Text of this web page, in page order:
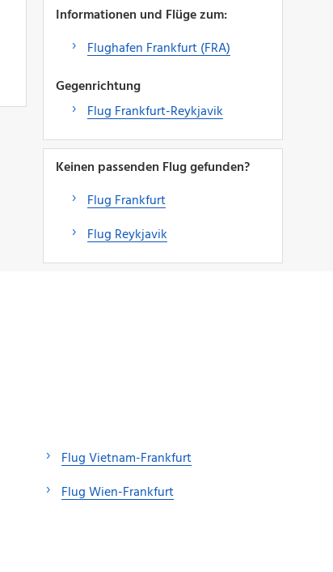
Informationen und Flüge zum:
Flughafen Frankfurt (FRA)
Gegenrichtung
Flug Frankfurt-Reykjavik
Keinen passenden Flug gefunden?
Flug Frankfurt
Flug Reykjavik
Flug Vietnam-Frankfurt
Flug Wien-Frankfurt